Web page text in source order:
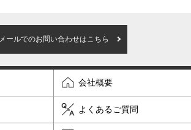
メールでのお問い合わせはこちら
会社概要
よくあるご質問